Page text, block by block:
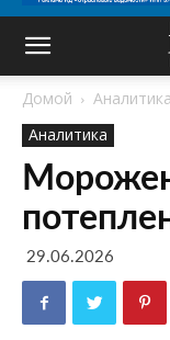
Домой
Аналитика
Аналитика
29.06.2026